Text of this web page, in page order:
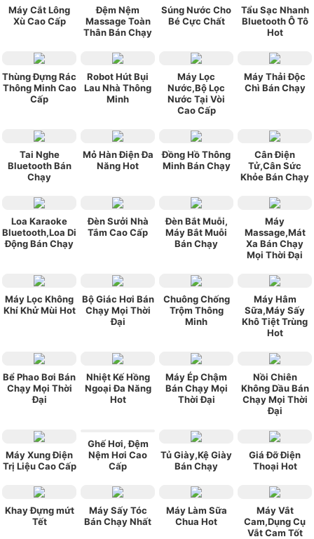
Máy Cắt Lông
Xù Cao Cấp
Đệm Nệm
Massage Toàn
Thân Bán Chạy
Súng Nước Cho
Bé Cực Chất
Tẩu Sạc Nhanh
Bluetooth Ô Tô
Hot
Thùng Đựng Rác
Thông Minh Cao
Cấp
Robot Hút Bụi
Lau Nhà Thông
Minh
Máy Lọc
Nước,Bộ Lọc
Nước Tại Vòi
Cao Cấp
Máy Thải Độc
Chì Bán Chạy
Tai Nghe
Bluetooth Bán
Chạy
Mỏ Hàn Điện Đa
Năng Hot
Đồng Hồ Thông
Minh Bán Chạy
Cân Điện
Tử,Cân Sức
Khỏe Bán Chạy
Loa Karaoke
Bluetooth,Loa Di
Động Bán Chạy
Đèn Sưởi Nhà
Tắm Cao Cấp
Đèn Bắt Muỗi,
Máy Bắt Muỗi
Bán Chạy
Máy
Massage,Mát
Xa Bán Chạy
Mọi Thời Đại
Máy Lọc Không
Khí Khử Mùi Hot
Bộ Giác Hơi Bán
Chạy Mọi Thời
Đại
Chuông Chống
Trộm Thông
Minh
Máy Hâm
Sữa,Máy Sấy
Khô Tiệt Trùng
Hot
Bể Phao Bơi Bán
Chạy Mọi Thời
Đại
Nhiệt Kế Hồng
Ngoại Đa Năng
Hot
Máy Ép Chậm
Bán Chạy Mọi
Thời Đại
Nồi Chiên
Không Dầu Bán
Chạy Mọi Thời
Đại
Máy Xung Điện
Trị Liệu Cao Cấp
Ghế Hơi, Đệm
Nệm Hơi Cao
Cấp
Tủ Giày,Kệ Giày
Bán Chạy
Giá Đỡ Điện
Thoại Hot
Khay Đựng mứt
Tết
Máy Sấy Tóc
Bán Chạy Nhất
Máy Làm Sữa
Chua Hot
Máy Vắt
Cam,Dụng Cụ
Vắt Cam Tốt